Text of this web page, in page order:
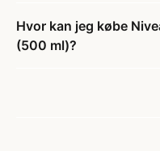
Hvor kan jeg købe
(500 ml)?